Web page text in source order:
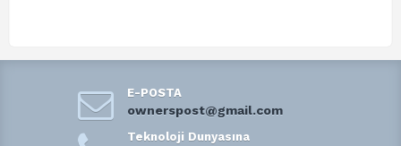
E-POSTA
ownerspost@gmail.com
Teknoloji Dunyasına